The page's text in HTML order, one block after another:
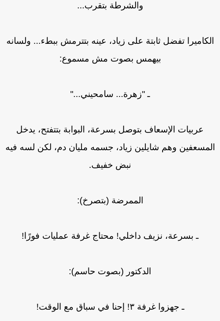
والشرطة بتقرب...
تفضل ثابتة على زياد، عينه بتترمش ببطء... ولسانه
بيهمس بصوت مش مسموع:
ـ "زهرة... سامحيني..."
عربيات الإسعاف بتوصل بسرعة، البوابة بتتفتح، يدخل
وهم شايلين زياد، جسمه مليان دم، لكن لسه فيه
نبض خفيف.
الممرضة (بتصرخ):
ـ بسرعة، نزيف داخلي! محتاج غرفة عمليات فورًا!
الدكتور (بصوت حاسم):
ـ جهزوا غرفة ٣! إحنا في سباق مع الوقت!